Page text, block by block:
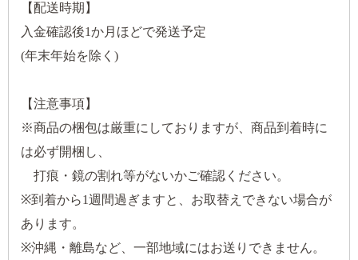
【配送時期】
入金確認後1か月ほどで発送予定
(年末年始を除く)
【注意事項】
※商品の梱包は厳重にしておりますが、商品到着時に
は必ず開梱し、
打痕・鏡の割れ等がないかご確認ください。
※到着から1週間過ぎますと、お取替えできない場合が
あります。
※沖縄・離島など、一部地域にはお送りできません。